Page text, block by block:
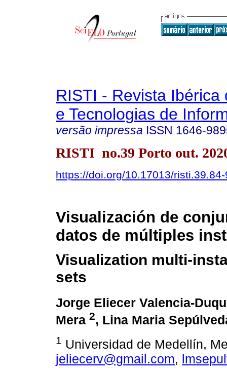
RISTI - Revista Ibérica
e Tecnologias de
versão impressa ISSN 1646-
RISTI no.39 Porto out.
https://doi.org/10.17013/
Visualización de
datos de múltiples
Visualization multi-
sets
Jorge Eliecer Valencia-
Mera 2, Lina Maria
1 Universidad de Medellín,
jeliecerv@gmail.com,